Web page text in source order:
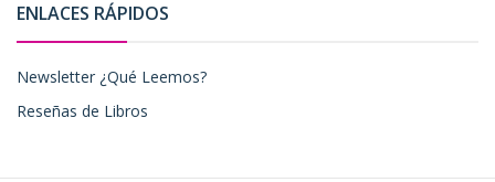
ENLACES RÁPIDOS
Newsletter ¿Qué Leemos?
Reseñas de Libros